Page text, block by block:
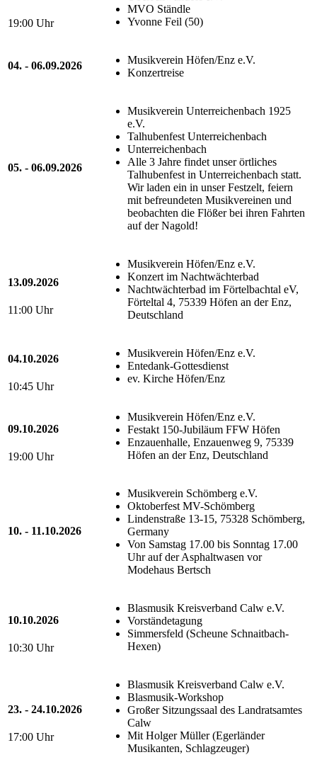
19:00 Uhr
MVO Ständle
Yvonne Feil (50)
04. - 06.09.2026
Musikverein Höfen/Enz e.V.
Konzertreise
05. - 06.09.2026
Musikverein Unterreichenbach 1925
e.V.
Talhubenfest Unterreichenbach
Unterreichenbach
Alle 3 Jahre findet unser örtliches
Talhubenfest in Unterreichenbach statt.
Wir laden ein in unser Festzelt, feiern
mit befreundeten Musikvereinen und
beobachten die Flößer bei ihren Fahrten
auf der Nagold!
13.09.2026
11:00 Uhr
Musikverein Höfen/Enz e.V.
Konzert im Nachtwächterbad
Nachtwächterbad im Förtelbachtal eV,
Förteltal 4, 75339 Höfen an der Enz,
Deutschland
04.10.2026
10:45 Uhr
Musikverein Höfen/Enz e.V.
Entedank-Gottesdienst
ev. Kirche Höfen/Enz
09.10.2026
19:00 Uhr
Musikverein Höfen/Enz e.V.
Festakt 150-Jubiläum FFW Höfen
Enzauenhalle, Enzauenweg 9, 75339
Höfen an der Enz, Deutschland
10. - 11.10.2026
Musikverein Schömberg e.V.
Oktoberfest MV-Schömberg
Lindenstraße 13-15, 75328 Schömberg,
Germany
Von Samstag 17.00 bis Sonntag 17.00
Uhr auf der Asphaltwasen vor
Modehaus Bertsch
10.10.2026
10:30 Uhr
Blasmusik Kreisverband Calw e.V.
Vorständetagung
Simmersfeld (Scheune Schnaitbach-
Hexen)
23. - 24.10.2026
17:00 Uhr
Blasmusik Kreisverband Calw e.V.
Blasmusik-Workshop
Großer Sitzungssaal des Landratsamtes
Calw
Mit Holger Müller (Egerländer
Musikanten, Schlagzeuger)